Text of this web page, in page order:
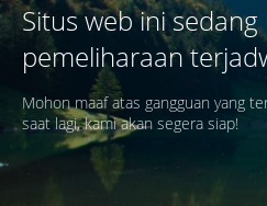
Situs web ini
pemeliharaan
Mohon maaf atas gangguan yang
saat lagi, kami akan segera siap!